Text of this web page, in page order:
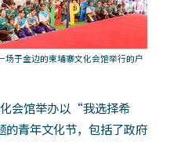
于金边的柬埔寨文化会馆举行的户
会馆举办以“我选择希
青年文化节，包括了政府